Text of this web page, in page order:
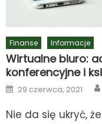
Finanse Informacje
Wirtualne biuro:
konferencyjne i
Posted
on
29 czerwca, 2021
Nie da się ukryć,